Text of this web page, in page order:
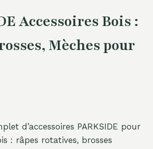
Accessoires Bois :
Mèches pour
d’accessoires PARKSIDE pour
: râpes rotatives, brosses